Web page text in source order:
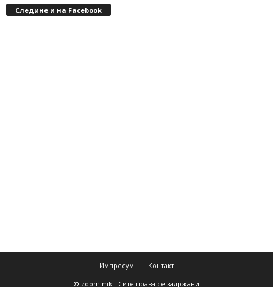
Следине и на Facebook
Импресум
Контакт
© zoom.mk - Сите права се задржани